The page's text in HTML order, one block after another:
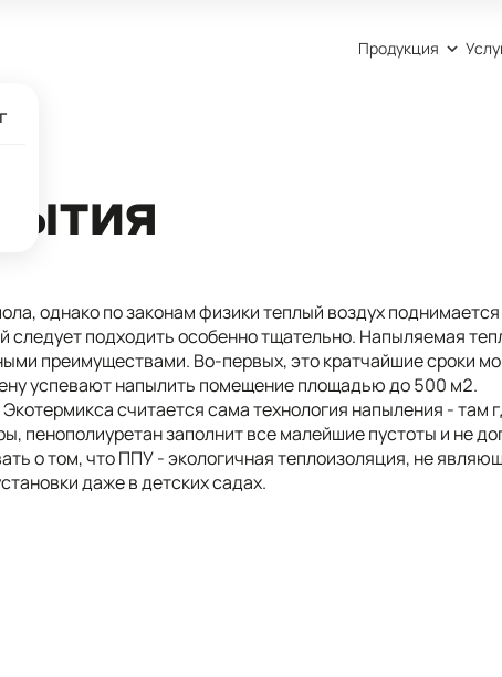
Продукция
однако по законам физики теплый воздух поднимается
следует подходить особенно тщательно. Напыляемая
преимуществами. Во-первых, это кратчайшие сроки
успевают напылить помещение площадью до 500 м2.
считается сама технология напыления - там
пенополиуретан заполнит все малейшие пустоты и не
о том, что ППУ - экологичная теплоизоляция, не
даже в детских садах.